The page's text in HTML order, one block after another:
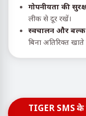
गोपनीयता की
लीक से दूर रखें।
स्वचालन और बल्क
बिना अतिरिक्त खाते
TIGER SMS